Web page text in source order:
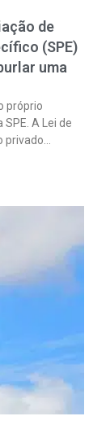
de
(SPE)
uma
próprio
A Lei de
privado
licitação” é
de